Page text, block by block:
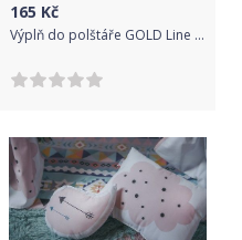
165 Kč
Výplň do polštáře GOLD Line 40x40 cm